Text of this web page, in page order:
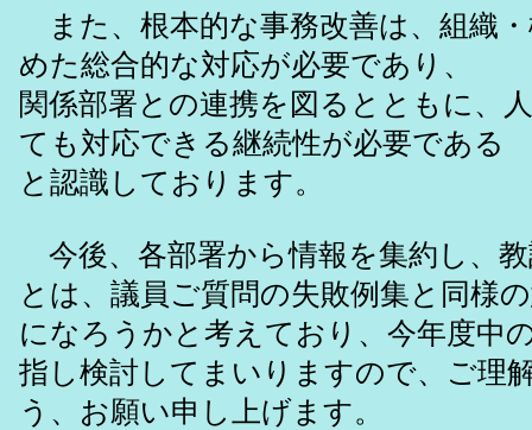
また、根本的な事務改善は、組織
めた総合的な対応が必要であり、
関係部署との連携を図るとともに、
ても対応できる継続性が必要である
と認識しております。
今後、各部署から情報を集約し、
とは、議員ご質問の失敗例集と同様
になろうかと考えており、今年度中
指し検討してまいりますので、ご理
う、お願い申し上げます。